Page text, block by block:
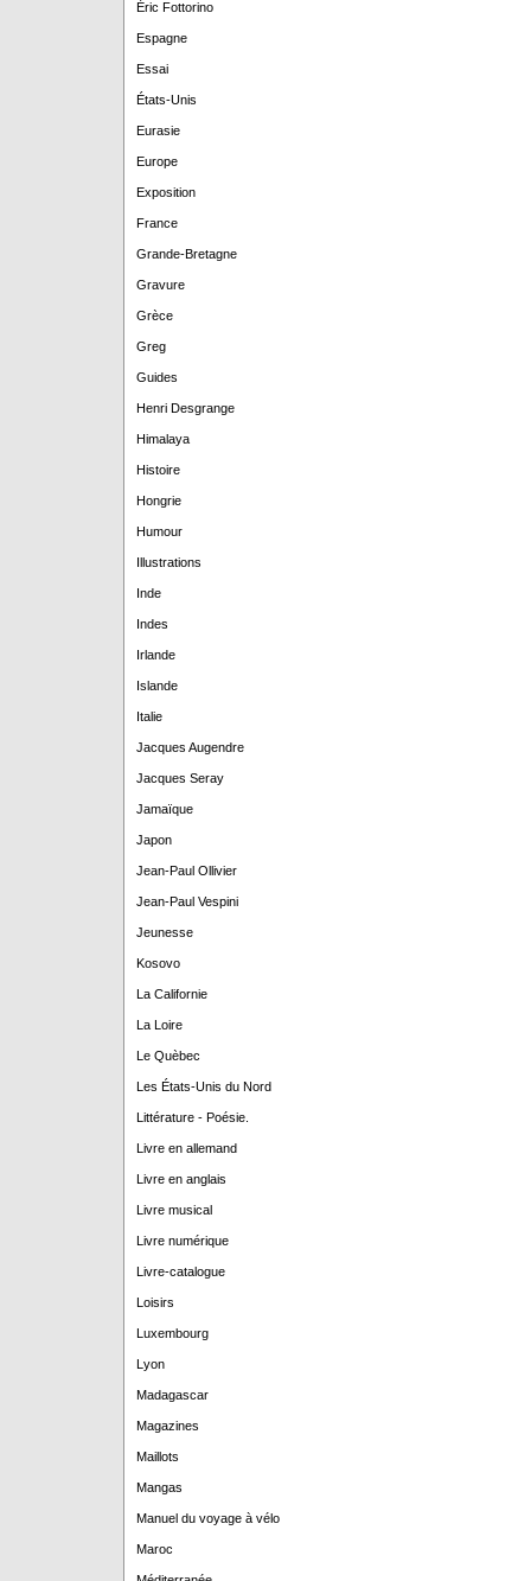
Éric Fottorino
Espagne
Essai
États-Unis
Eurasie
Europe
Exposition
France
Grande-Bretagne
Gravure
Grèce
Greg
Guides
Henri Desgrange
Himalaya
Histoire
Hongrie
Humour
Illustrations
Inde
Indes
Irlande
Islande
Italie
Jacques Augendre
Jacques Seray
Jamaïque
Japon
Jean-Paul Ollivier
Jean-Paul Vespini
Jeunesse
Kosovo
La Californie
La Loire
Le Quèbec
Les États-Unis du Nord
Littérature - Poésie.
Livre en allemand
Livre en anglais
Livre musical
Livre numérique
Livre-catalogue
Loisirs
Luxembourg
Lyon
Madagascar
Magazines
Maillots
Mangas
Manuel du voyage à vélo
Maroc